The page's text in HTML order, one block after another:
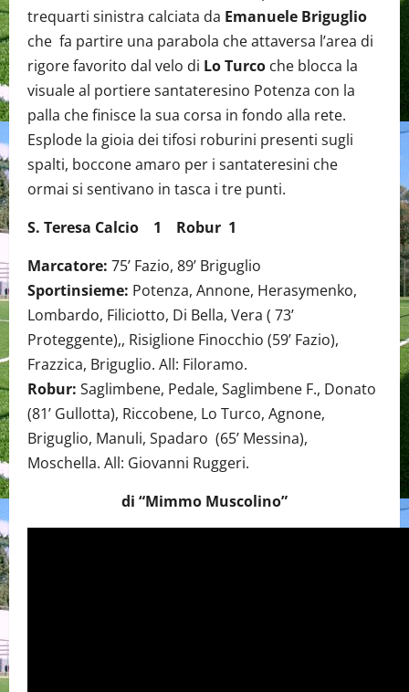
trequarti sinistra calciata da Emanuele Briguglio
che fa partire una parabola che attaversa l’area di
rigore favorito dal velo di Lo Turco che blocca la
visuale al portiere santateresino Potenza con la
palla che finisce la sua corsa in fondo alla rete.
Esplode la gioia dei tifosi roburini presenti sugli
spalti, boccone amaro per i santateresini che
ormai si sentivano in tasca i tre punti.
S. Teresa Calcio 1 Robur 1
Marcatore: 75’ Fazio, 89’ Briguglio
Sportinsieme: Potenza, Annone, Herasymenko,
Lombardo, Filiciotto, Di Bella, Vera ( 73’
Proteggente),, Risiglione Finocchio (59’ Fazio),
Frazzica, Briguglio. All: Filoramo.
Robur: Saglimbene, Pedale, Saglimbene F., Donato
(81’ Gullotta), Riccobene, Lo Turco, Agnone,
Briguglio, Manuli, Spadaro (65’ Messina),
Moschella. All: Giovanni Ruggeri.
di “Mimmo Muscolino”